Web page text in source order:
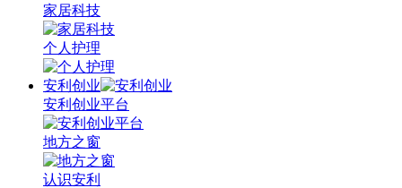
家居科技
个人护理
安利创业
安利创业平台
地方之窗
认识安利